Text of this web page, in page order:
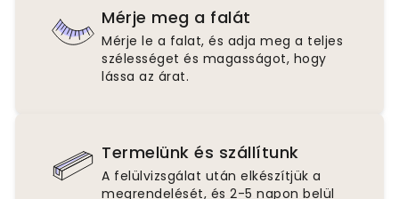
Mérje meg a falát
Mérje le a falat, és adja meg a teljes
szélességet és magasságot, hogy
lássa az árat.
Termelünk és szállítunk
A felülvizsgálat után elkészítjük a
megrendelését, és 2-5 napon belül